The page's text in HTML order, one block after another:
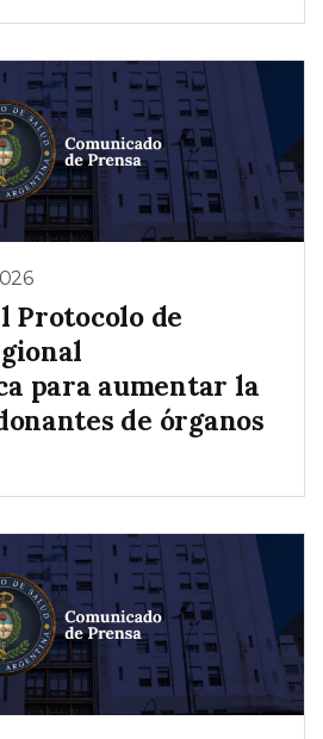
Protocolo de
para aumentar la
de órganos